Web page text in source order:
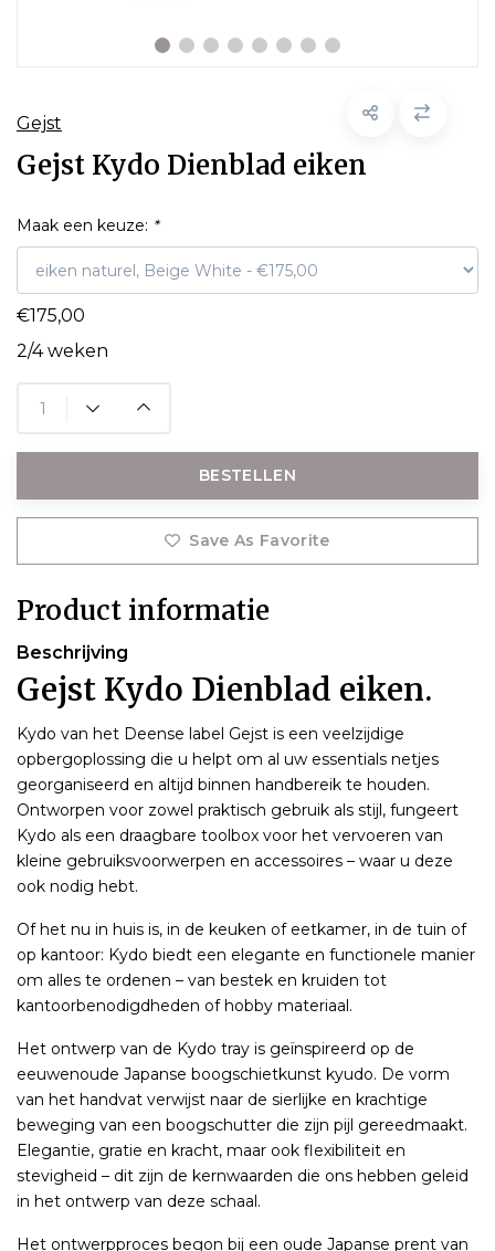
Gejst
Gejst Kydo Dienblad eiken
Maak een keuze: *
€175,00
2/4 weken
BESTELLEN
Save As Favorite
Product informatie
Beschrijving
Gejst Kydo Dienblad eiken.
Kydo van het Deense label Gejst is een veelzijdige
opbergoplossing die u helpt om al uw essentials netjes
georganiseerd en altijd binnen handbereik te houden.
Ontworpen voor zowel praktisch gebruik als stijl, fungeert
Kydo als een draagbare toolbox voor het vervoeren van
kleine gebruiksvoorwerpen en accessoires – waar u deze
ook nodig hebt.
Of het nu in huis is, in de keuken of eetkamer, in de tuin of
op kantoor: Kydo biedt een elegante en functionele manier
om alles te ordenen – van bestek en kruiden tot
kantoorbenodigdheden of hobby materiaal.
Het ontwerp van de Kydo tray is geïnspireerd op de
eeuwenoude Japanse boogschietkunst kyudo. De vorm
van het handvat verwijst naar de sierlijke en krachtige
beweging van een boogschutter die zijn pijl gereedmaakt.
Elegantie, gratie en kracht, maar ook flexibiliteit en
stevigheid – dit zijn de kernwaarden die ons hebben geleid
in het ontwerp van deze schaal.
Het ontwerpproces begon bij een oude Japanse prent van